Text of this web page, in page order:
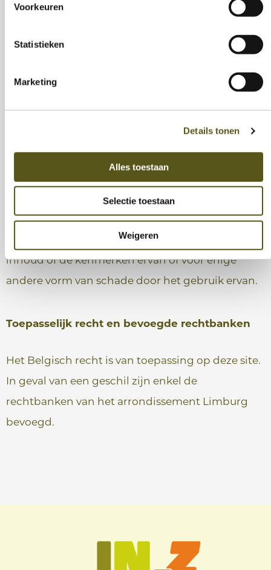
Voorkeuren
Statistieken
Marketing
Details tonen
Alles toestaan
Selectie toestaan
Weigeren
De website kan hyperlinks bevatten naar websites
of pagina’s van derden, of daar onrechtstreeks
wijze een impliciete goedkeuring van de inhoud
vzw IN-Z verklaart uitdrukkelijk dat zij geen
zeggenschap heeft over de inhoud of over andere
kenmerken van deze websites en kan in geen
geval aansprakelijk gehouden worden voor de
inhoud of de kenmerken ervan of voor enige
andere vorm van schade door het gebruik ervan.
Toepasselijk recht en bevoegde rechtbanken
Het Belgisch recht is van toepassing op deze site.
In geval van een geschil zijn enkel de
rechtbanken van het arrondissement Limburg
bevoegd.